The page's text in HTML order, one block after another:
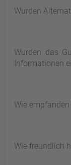
Wurden
Wurden das
Informationen
Wie
Wie freundlich